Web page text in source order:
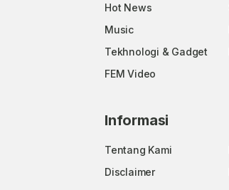
Hot News
Music
Tekhnologi & Gadget
FEM Video
Informasi
Tentang Kami
Disclaimer